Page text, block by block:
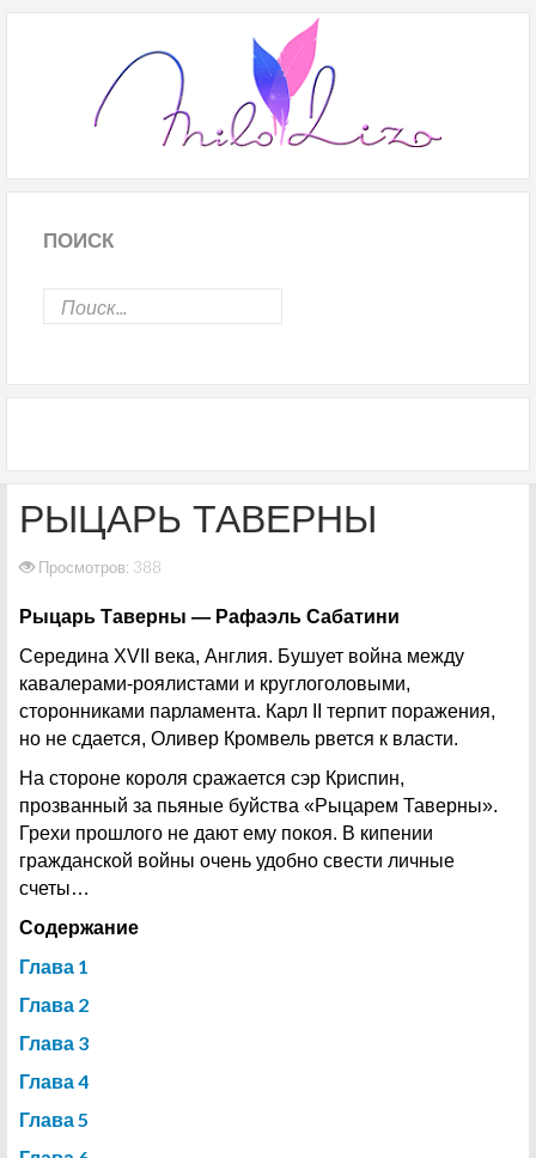
ПОИСК
РЫЦАРЬ ТАВЕРНЫ
Просмотров: 388
Рыцарь Таверны — Рафаэль Сабатини
Середина XVII века, Англия. Бушует война между
кавалерами-роялистами и круглоголовыми,
сторонниками парламента. Карл II терпит поражения,
но не сдается, Оливер Кромвель рвется к власти.
На стороне короля сражается сэр Криспин,
прозванный за пьяные буйства «Рыцарем Таверны».
Грехи прошлого не дают ему покоя. В кипении
гражданской войны очень удобно свести личные
счеты…
Содержание
Глава 1
Глава 2
Глава 3
Глава 4
Глава 5